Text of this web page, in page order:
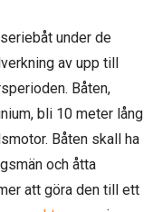
under de
av upp till
Båten,
bli 10 meter lång
Båten skall ha
och åtta
att göra den till ett